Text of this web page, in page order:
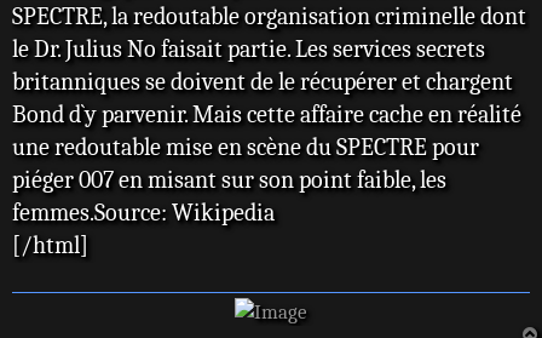
SPECTRE, la redoutable organisation criminelle dont
le Dr. Julius No faisait partie. Les services secrets
britanniques se doivent de le récupérer et chargent
Bond d`y parvenir. Mais cette affaire cache en réalité
une redoutable mise en scène du SPECTRE pour
piéger 007 en misant sur son point faible, les
femmes.Source: Wikipedia
[/html]